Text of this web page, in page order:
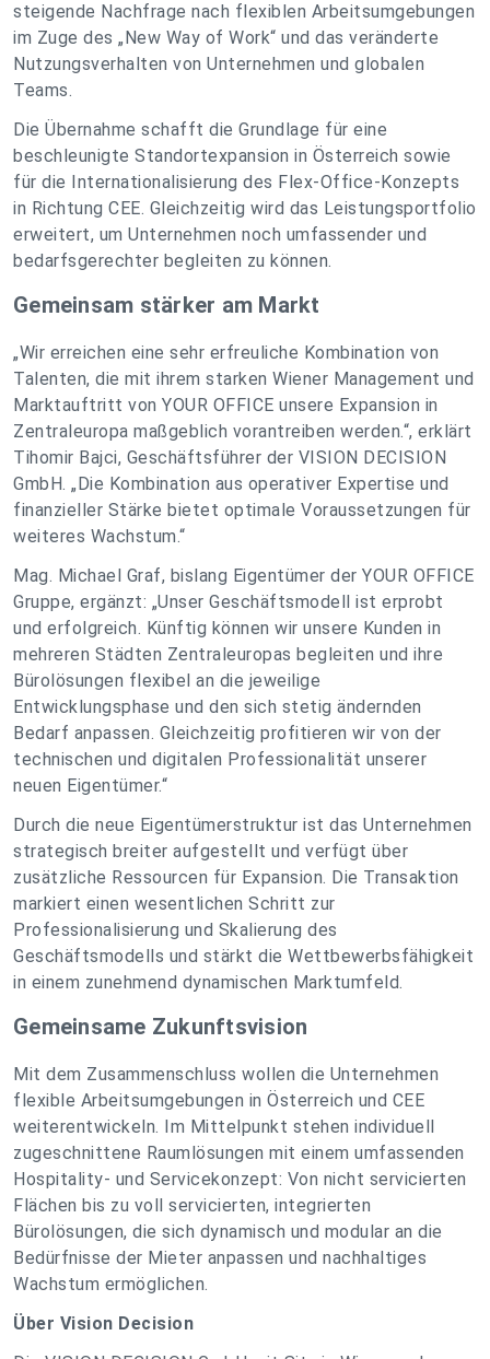
steigende Nachfrage nach flexiblen Arbeitsumgebungen
im Zuge des „New Way of Work“ und das veränderte
Nutzungsverhalten von Unternehmen und globalen
Teams.
Die Übernahme schafft die Grundlage für eine
beschleunigte Standortexpansion in Österreich sowie
für die Internationalisierung des Flex-Office-Konzepts
in Richtung CEE. Gleichzeitig wird das Leistungsportfolio
erweitert, um Unternehmen noch umfassender und
bedarfsgerechter begleiten zu können.
Gemeinsam stärker am Markt
„Wir erreichen eine sehr erfreuliche Kombination von
Talenten, die mit ihrem starken Wiener Management und
Marktauftritt von YOUR OFFICE unsere Expansion in
Zentraleuropa maßgeblich vorantreiben werden.“, erklärt
Tihomir Bajci, Geschäftsführer der VISION DECISION
GmbH. „Die Kombination aus operativer Expertise und
finanzieller Stärke bietet optimale Voraussetzungen für
weiteres Wachstum.“
Mag. Michael Graf, bislang Eigentümer der YOUR OFFICE
Gruppe, ergänzt: „Unser Geschäftsmodell ist erprobt
und erfolgreich. Künftig können wir unsere Kunden in
mehreren Städten Zentraleuropas begleiten und ihre
Bürolösungen flexibel an die jeweilige
Entwicklungsphase und den sich stetig ändernden
Bedarf anpassen. Gleichzeitig profitieren wir von der
technischen und digitalen Professionalität unserer
neuen Eigentümer.“
Durch die neue Eigentümerstruktur ist das Unternehmen
strategisch breiter aufgestellt und verfügt über
zusätzliche Ressourcen für Expansion. Die Transaktion
markiert einen wesentlichen Schritt zur
Professionalisierung und Skalierung des
Geschäftsmodells und stärkt die Wettbewerbsfähigkeit
in einem zunehmend dynamischen Marktumfeld.
Gemeinsame Zukunftsvision
Mit dem Zusammenschluss wollen die Unternehmen
flexible Arbeitsumgebungen in Österreich und CEE
weiterentwickeln. Im Mittelpunkt stehen individuell
zugeschnittene Raumlösungen mit einem umfassenden
Hospitality- und Servicekonzept: Von nicht servicierten
Flächen bis zu voll servicierten, integrierten
Bürolösungen, die sich dynamisch und modular an die
Bedürfnisse der Mieter anpassen und nachhaltiges
Wachstum ermöglichen.
Über Vision Decision